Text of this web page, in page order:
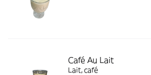
Café Au Lait
Lait, café